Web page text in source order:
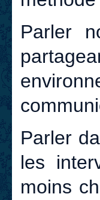
Parler
Parler
les
moins